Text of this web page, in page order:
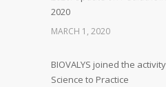
2020
MARCH 1, 2020
BIOVALYS joined the
Science to Practice